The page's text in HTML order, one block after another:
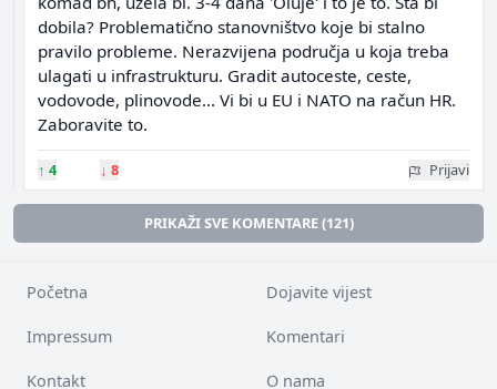
dobila? Problematično stanovništvo koje bi stalno
pravilo probleme. Nerazvijena područja u koja treba
ulagati u infrastrukturu. Gradit autoceste, ceste,
vodovode, plinovode... Vi bi u EU i NATO na račun HR.
Zaboravite to.
↑ 4 ↓ 8 Prijavi
PRIKAŽI SVE KOMENTARE (121)
Početna Dojavite vijest
Impressum Komentari
Kontakt O nama